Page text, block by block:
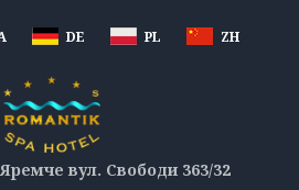
DE PL ZH
вул. Свободи 363/32